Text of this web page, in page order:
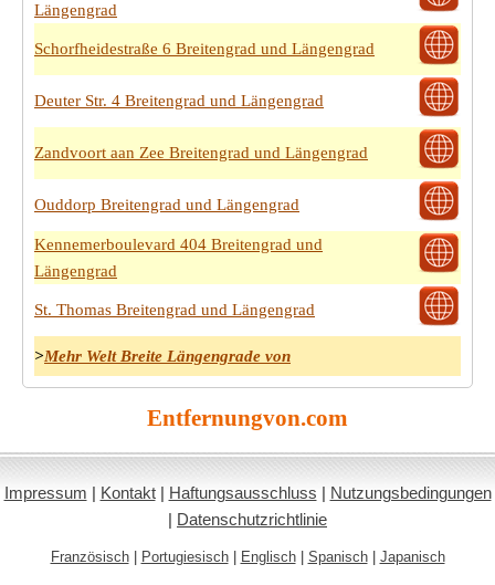
Längengrad
Schorfheidestraße 6 Breitengrad und Längengrad
Deuter Str. 4 Breitengrad und Längengrad
Zandvoort aan Zee Breitengrad und Längengrad
Ouddorp Breitengrad und Längengrad
Kennemerboulevard 404 Breitengrad und
Längengrad
St. Thomas Breitengrad und Längengrad
>Mehr Welt Breite Längengrade von
Entfernungvon.com
Impressum | Kontakt| Haftungsausschluss | Nutzungsbedingungen
| Datenschutzrichtlinie
Französisch| Portugiesisch| Englisch| Spanisch| Japanisch